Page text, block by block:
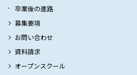
卒業後の進路
募集要項
お問い合わせ
資料請求
オープンスクール